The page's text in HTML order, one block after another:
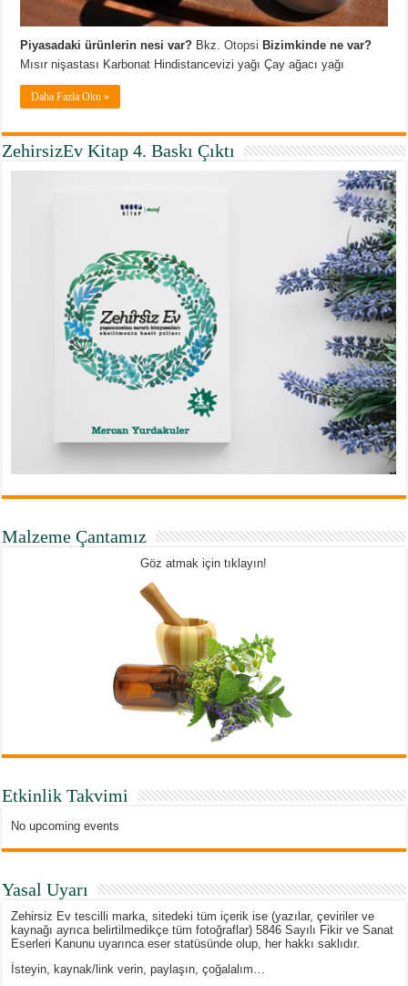
Piyasadaki ürünlerin nesi var? Bkz.Otopsi Bizimkinde ne var?
Mısır nişastası Karbonat Hindistancevizi yağı Çay ağacı yağı
Daha Fazla Oku »
ZehirsizEv Kitap 4. Baskı Çıktı
Malzeme Çantamız
Göz atmak için tıklayın!
Etkinlik Takvimi
No upcoming events
Yasal Uyarı
Zehirsiz Ev tescilli marka, sitedeki tüm içerik ise (yazılar, çeviriler ve
kaynağı ayrıca belirtilmedikçe tüm fotoğraflar) 5846 Sayılı Fikir ve Sanat
Eserleri Kanunu uyarınca eser statüsünde olup, her hakkı saklıdır.
İsteyin, kaynak/link verin, paylaşın, çoğalalım…